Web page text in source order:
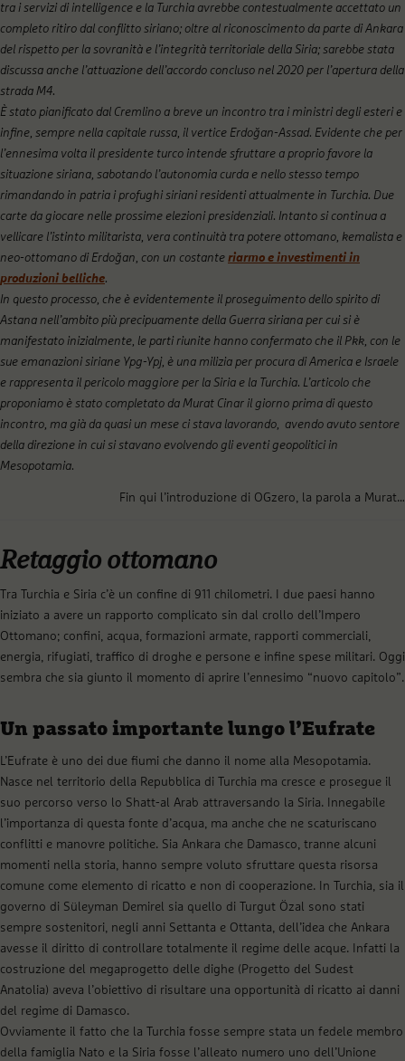
tra i servizi di intelligence e la Turchia avrebbe contestualmente accettato un
completo ritiro dal conflitto siriano; oltre al riconoscimento da parte di Ankara
del rispetto per la sovranità e l’integrità territoriale della Siria; sarebbe stata
discussa anche l’attuazione dell’accordo concluso nel 2020 per l’apertura della
strada M4.
È stato pianificato dal Cremlino a breve un incontro tra i ministri degli esteri e
infine, sempre nella capitale russa, il vertice Erdoğan-Assad. Evidente che per
l’ennesima volta il presidente turco intende sfruttare a proprio favore la
situazione siriana, sabotando l’autonomia curda e nello stesso tempo
rimandando in patria i profughi siriani residenti attualmente in Turchia. Due
carte da giocare nelle prossime elezioni presidenziali. Intanto si continua a
vellicare l’istinto militarista, vera continuità tra potere ottomano, kemalista e
neo-ottomano di Erdoğan, con un costante riarmo e investimenti in
produzioni belliche.
In questo processo, che è evidentemente il proseguimento dello spirito di
Astana nell’ambito più precipuamente della Guerra siriana per cui si è
manifestato inizialmente, le parti riunite hanno confermato che il Pkk, con le
sue emanazioni siriane Ypg-Ypj, è una milizia per procura di America e Israele
e rappresenta il pericolo maggiore per la Siria e la Turchia. L’articolo che
proponiamo è stato completato da Murat Cinar il giorno prima di questo
incontro, ma già da quasi un mese ci stava lavorando, avendo avuto sentore
della direzione in cui si stavano evolvendo gli eventi geopolitici in
Mesopotamia.
Fin qui l’introduzione di OGzero, la parola a Murat…
Retaggio ottomano
Tra Turchia e Siria c’è un confine di 911 chilometri. I due paesi hanno
iniziato a avere un rapporto complicato sin dal crollo dell’Impero
Ottomano; confini, acqua, formazioni armate, rapporti commerciali,
energia, rifugiati, traffico di droghe e persone e infine spese militari. Oggi
sembra che sia giunto il momento di aprire l’ennesimo “nuovo capitolo”.
Un passato importante lungo l’Eufrate
L’Eufrate è uno dei due fiumi che danno il nome alla Mesopotamia.
Nasce nel territorio della Repubblica di Turchia ma cresce e prosegue il
suo percorso verso lo Shatt-al Arab attraversando la Siria. Innegabile
l’importanza di questa fonte d’acqua, ma anche che ne scaturiscano
conflitti e manovre politiche. Sia Ankara che Damasco, tranne alcuni
momenti nella storia, hanno sempre voluto sfruttare questa risorsa
comune come elemento di ricatto e non di cooperazione. In Turchia, sia il
governo di Süleyman Demirel sia quello di Turgut Özal sono stati
sempre sostenitori, negli anni Settanta e Ottanta, dell’idea che Ankara
avesse il diritto di controllare totalmente il regime delle acque. Infatti la
costruzione del megaprogetto delle dighe (Progetto del Sudest
Anatolia) aveva l’obiettivo di risultare una opportunità di ricatto ai danni
del regime di Damasco.
Ovviamente il fatto che la Turchia fosse sempre stata un fedele membro
della famiglia Nato e la Siria fosse l’alleato numero uno dell’Unione